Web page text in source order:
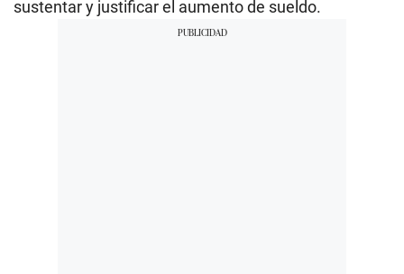
sustentar y justificar el aumento de sueldo.